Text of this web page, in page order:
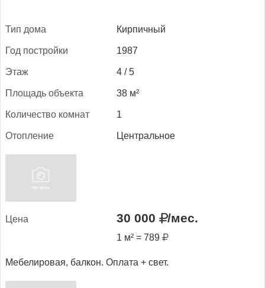
Тип до­ма Кирпичный
Год пос­трой­ки 1987
Этаж 4 / 5
Пло­щадь объ­ек­та 38 м²
Ко­личес­тво ком­нат 1
Отоп­ле­ние Центральное
Це­на 30 000 /мес.
1 м² = 789
Мебелировая, балкон. Оплата + свет.